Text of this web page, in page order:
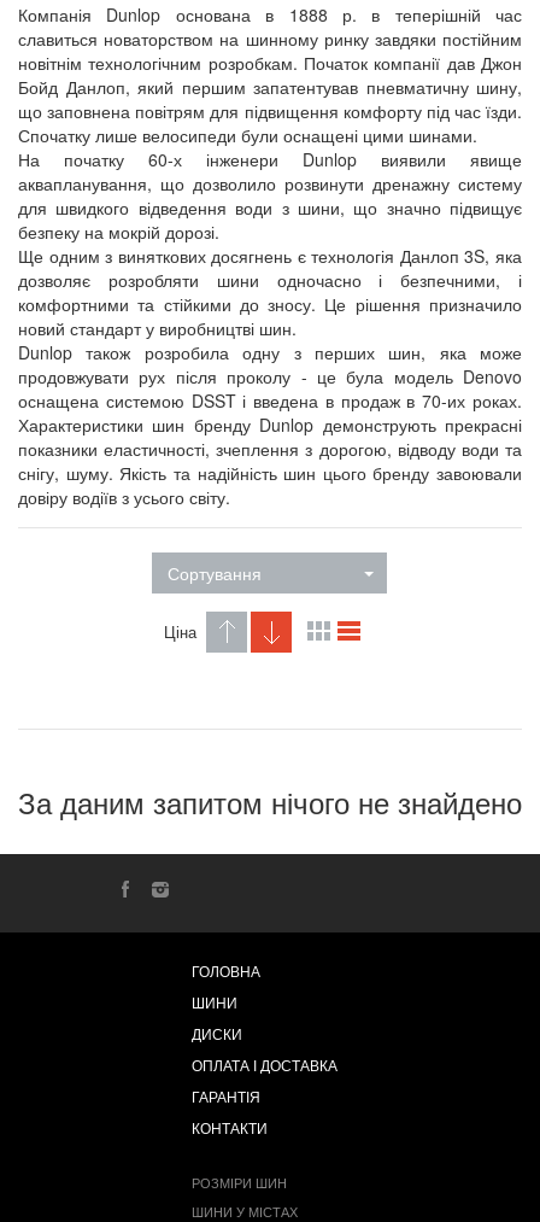
Компанія Dunlop основана в 1888 р. в теперішній час
славиться новаторством на шинному ринку завдяки постійним
новітнім технологічним розробкам. Початок компанії дав Джон
Бойд Данлоп, який першим запатентував пневматичну шину,
що заповнена повітрям для підвищення комфорту під час їзди.
Спочатку лише велосипеди були оснащені цими шинами.
На початку 60-х інженери Dunlop виявили явище
аквапланування, що дозволило розвинути дренажну систему
для швидкого відведення води з шини, що значно підвищує
безпеку на мокрій дорозі.
Ще одним з виняткових досягнень є технологія Данлоп 3S, яка
дозволяє розробляти шини одночасно і безпечними, і
комфортними та стійкими до зносу. Це рішення призначило
новий стандарт у виробництві шин.
Dunlop також розробила одну з перших шин, яка може
продовжувати рух після проколу - це була модель Denovo
оснащена системою DSST і введена в продаж в 70-их роках.
Характеристики шин бренду Dunlop демонструють прекрасні
показники еластичності, зчеплення з дорогою, відводу води та
снігу, шуму. Якість та надійність шин цього бренду завоювали
довіру водіїв з усього світу.
Сортування
Ціна
За даним запитом нічого не знайдено
ГОЛОВНА
ШИНИ
ДИСКИ
ОПЛАТА І ДОСТАВКА
ГАРАНТІЯ
КОНТАКТИ
РОЗМІРИ ШИН
ШИНИ У МІСТАХ